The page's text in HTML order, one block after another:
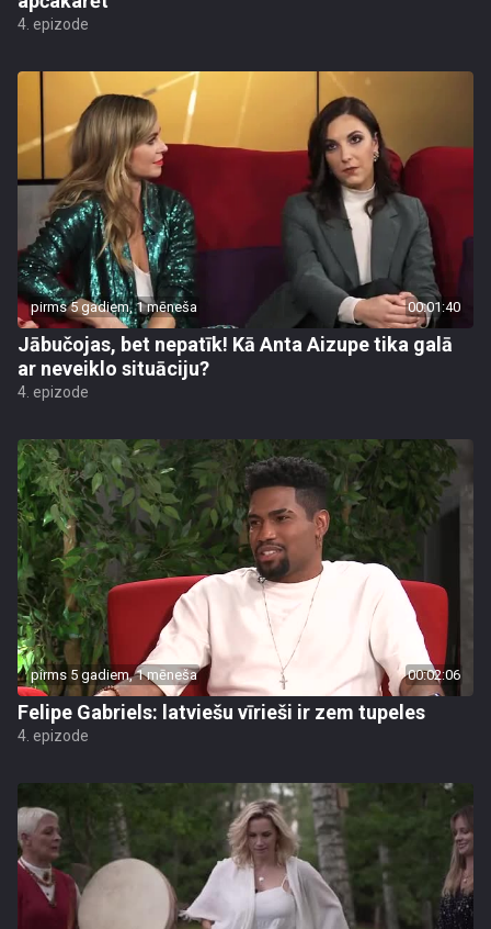
4. epizode
pirms 5 gadiem, 1 mēneša 00:01:40
Jābučojas, bet nepatīk! Kā Anta Aizupe tika galā
ar neveiklo situāciju?
4. epizode
pirms 5 gadiem, 1 mēneša 00:02:06
Felipe Gabriels: latviešu vīrieši ir zem tupeles
4. epizode